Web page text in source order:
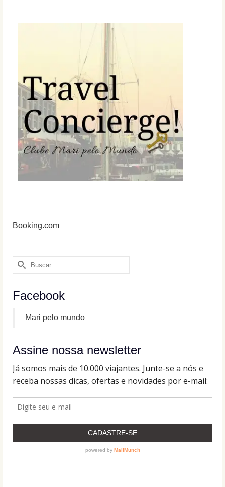
Booking.com
Buscar
por:
Facebook
Mari pelo mundo
Assine nossa newsletter